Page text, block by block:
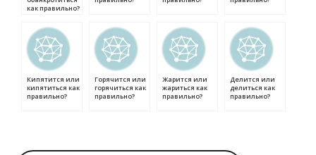
как правильно?
Кипятится или
кипятиться как
правильно?
Горячится или
горячиться как
правильно?
Жарится или
жариться как
правильно?
Делится или
делиться как
правильно?